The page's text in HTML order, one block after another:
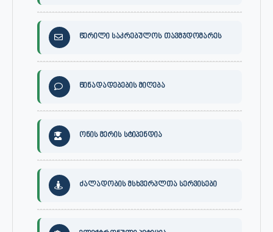
წერილი საკრებულოს თავმჯდომარეს
წინადადებების მიღება
ონის მერის სტიპენდია
ძალადობის მსხვერპლთა სერვისები